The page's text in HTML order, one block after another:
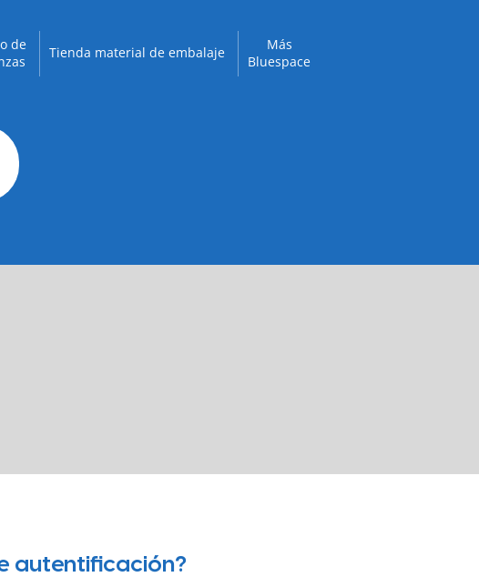
de
Tienda material de embalaje
Más
Bluespace
autentificación?